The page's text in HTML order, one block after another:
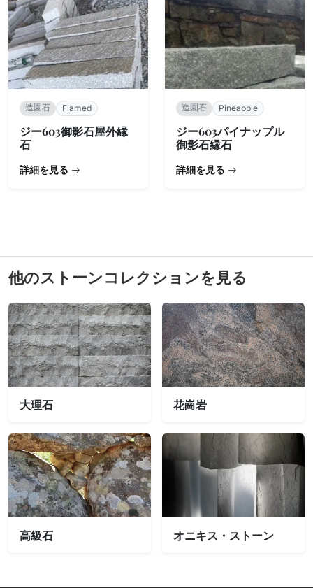
造園石 Flamed
ジー603御影石屋外縁
石
詳細を見る
造園石 Pineapple
ジー603パイナップル
御影石縁石
詳細を見る
他のストーンコレクションを見る
大理石 花崗岩
高級石 オニキス・ストーン